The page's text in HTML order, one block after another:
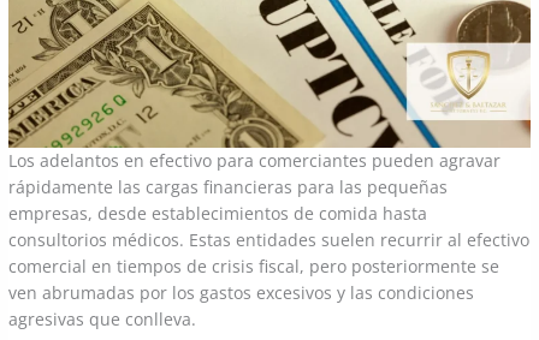
Los adelantos en efectivo para comerciantes pueden agravar
rápidamente las cargas financieras para las pequeñas
empresas, desde establecimientos de comida hasta
consultorios médicos. Estas entidades suelen recurrir al efectivo
comercial en tiempos de crisis fiscal, pero posteriormente se
ven abrumadas por los gastos excesivos y las condiciones
agresivas que conlleva.